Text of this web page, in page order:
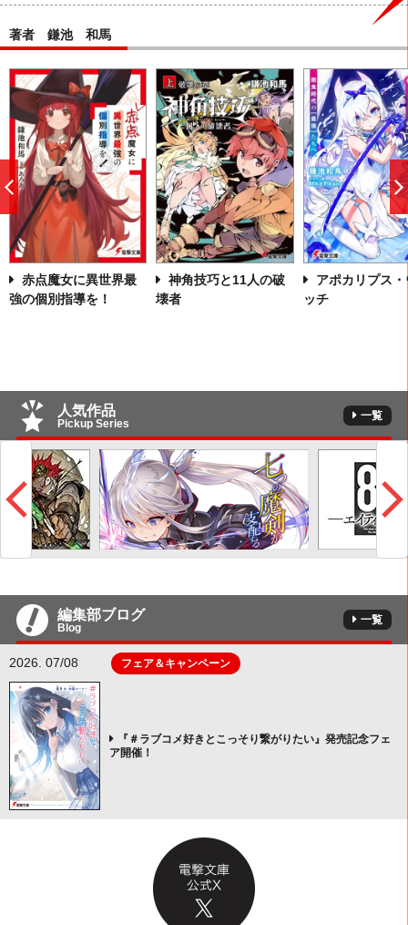
著者 鎌池 和馬
赤点魔女に異世界最
強の個別指導を！
神角技巧と11人の破
壊者
アポカリプス・
ッチ
前
へ
人気作品
Pickup Series
一覧
編集部ブログ
Blog
一覧
2026. 07/08 フェア＆キャンペーン
『＃ラブコメ好きとこっそり繋がりたい』発売記念フェ
ア開催！